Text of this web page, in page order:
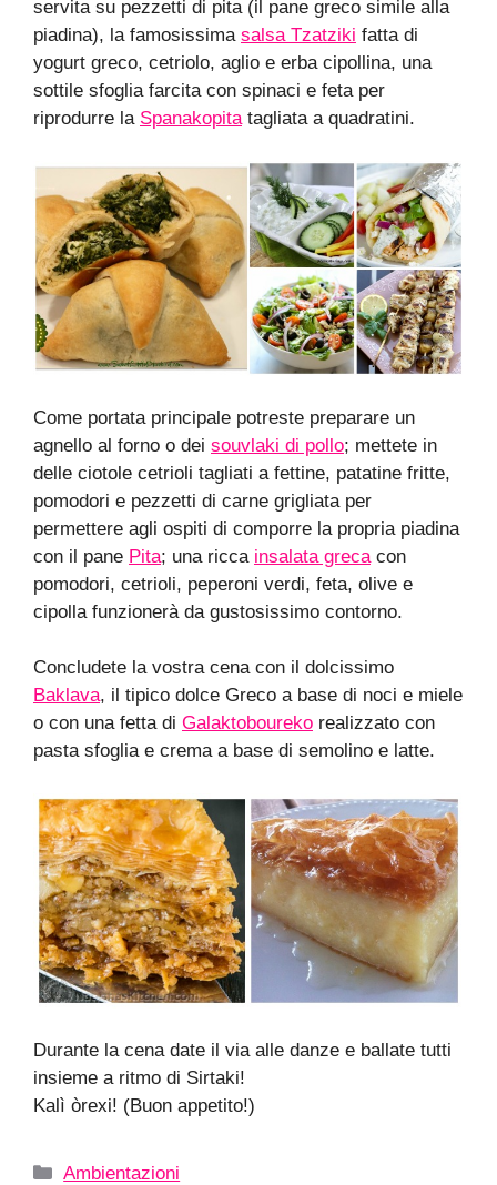
servita su pezzetti di pita (il pane greco simile alla
piadina), la famosissima salsa Tzatziki fatta di
yogurt greco, cetriolo, aglio e erba cipollina, una
sottile sfoglia farcita con spinaci e feta per
riprodurre la Spanakopitatagliata a quadratini.
Come portata principale potreste preparare un
agnello al forno o dei souvlaki di pollo; mettete in
delle ciotole cetrioli tagliati a fettine, patatine fritte,
pomodori e pezzetti di carne grigliata per
permettere agli ospiti di comporre la propria piadina
con il pane Pita; una ricca insalata greca con
pomodori, cetrioli, peperoni verdi, feta, olive e
cipolla funzionerà da gustosissimo contorno.
Concludete la vostra cena con il dolcissimo
Baklava, il tipico dolce Greco a base di noci e miele
o con una fetta di Galaktoboureko realizzato con
pasta sfoglia e crema a base di semolino e latte.
Durante la cena date il via alle danze e ballate tutti
insieme a ritmo di Sirtaki!
Kalì òrexi! (Buon appetito!)
Categorie
Ambientazioni